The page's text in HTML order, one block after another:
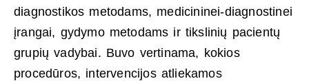
diagnostikos metodams, medicininei-diagnostinei
įrangai, gydymo metodams ir tikslinių pacientų
grupių vadybai. Buvo vertinama, kokios
procedūros, intervencijos atliekamos